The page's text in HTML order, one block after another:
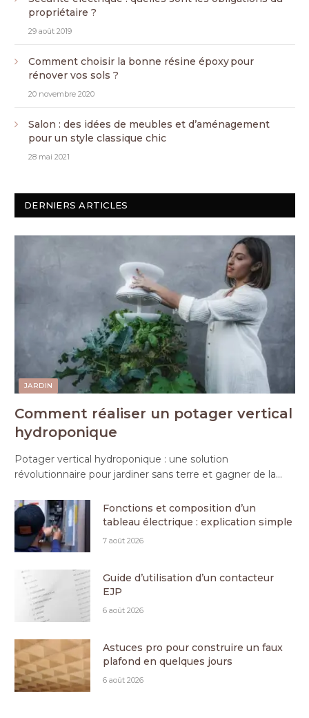
propriétaire ?
29 août 2019
Comment choisir la bonne résine époxy pour
rénover vos sols ?
20 novembre 2020
Salon : des idées de meubles et d’aménagement
pour un style classique chic
28 mai 2021
DERNIERS ARTICLES
JARDIN
Comment réaliser un potager vertical
hydroponique
Potager vertical hydroponique : une solution
révolutionnaire pour jardiner sans terre et gagner de la…
Fonctions et composition d’un
tableau électrique : explication simple
7 août 2026
Guide d’utilisation d’un contacteur
EJP
6 août 2026
Astuces pro pour construire un faux
plafond en quelques jours
6 août 2026